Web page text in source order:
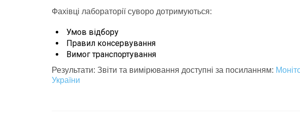
Фахівці лабораторії суворо дотримуються:
Умов відбору
Правил консервування
Вимог транспортування
Результати: Звіти та вимірювання доступні за посиланням:
України